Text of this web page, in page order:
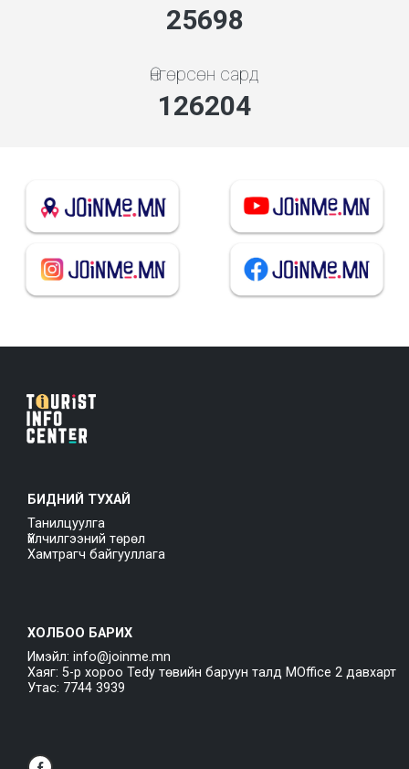
28663
Өнгөрсөн сард
140766
БИДНИЙ ТУХАЙ
Танилцуулга
Үйлчилгээний төрөл
Хамтрагч байгууллага
ХОЛБОО БАРИХ
Имэйл: info@joinme.mn
Хаяг: 5-р хороо Tedy төвийн баруун талд MOffice 2 давхарт
Утас: 7744 3939